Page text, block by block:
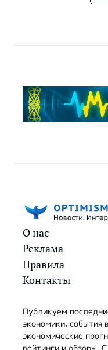
О нас
Реклама
Правила
Контакты
Публикуем
экономики, события
экономические